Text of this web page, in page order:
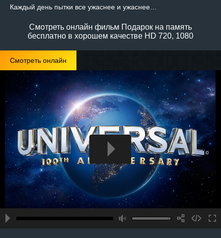
Каждый день пытки все ужаснее и ужаснее…
Смотреть онлайн фильм Подарок на память
бесплатно в хорошем качестве HD 720, 1080
Смотреть онлайн